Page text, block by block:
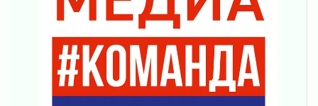
Поддержка волонтерских объединений
Ладожский мост полностью закроют на два
03 августа 2026
Музеи Ленобласти обновляют пространства